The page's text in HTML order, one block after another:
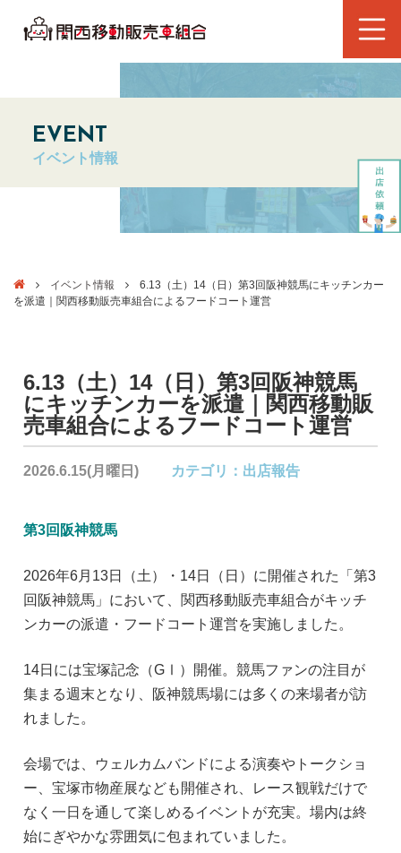
EVENT
イベント情報
イベント情報
6.13（土）14（日）第3回阪神競馬にキッチンカー
を派遣｜関西移動販売車組合によるフードコート運営
6.13（土）14（日）第3回阪神競馬
にキッチンカーを派遣｜関西移動販
売車組合によるフードコート運営
2026.6.15(月曜日) カテゴリ： 出店報告
第3回阪神競馬
2026年6月13日（土）・14日（日）に開催された「第3
回阪神競馬」において、関西移動販売車組合がキッチ
ンカーの派遣・フードコート運営を実施しました。
14日には宝塚記念（GⅠ）開催。競馬ファンの注目が
集まる週末となり、阪神競馬場には多くの来場者が訪
れました。
会場では、ウェルカムバンドによる演奏やトークショ
ー、宝塚市物産展なども開催され、レース観戦だけで
なく一日を通して楽しめるイベントが充実。場内は終
始にぎやかな雰囲気に包まれていました。